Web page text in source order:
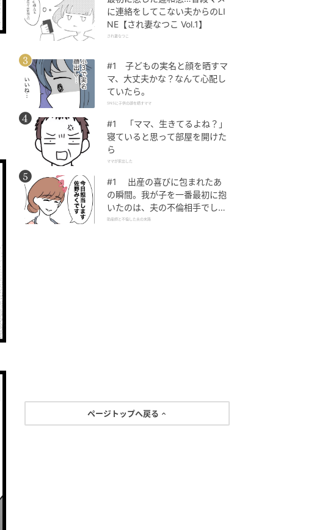
に連絡をしてこない夫からのLI
NE【され妻なつこ Vol.1】
され妻なつこ
#1 子どもの実名と顔を晒すマ
マ、大丈夫かな？なんて心配し
ていたら。
SNSに子供の顔を晒すママ
#1 「ママ、生きてるよね？」
寝ていると思って部屋を開けた
ら
ママが家出した
#1 出産の喜びに包まれたあ
の瞬間。我が子を一番最初に抱
いたのは、夫の不倫相手でし
た。
助産師と不倫した夫の末路
ページトップへ戻る